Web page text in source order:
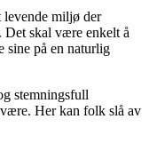
levende miljø der
Det skal være enkelt å
sine på en naturlig
stemningsfull
Her kan folk slå av